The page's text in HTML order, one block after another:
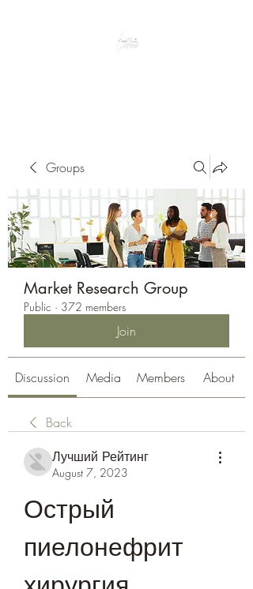
Groups
Market Research Group
Public · 372 members
Join
Discussion Media Members About
Back
Лучший Рейтинг
August 7, 2023
Острый
пиелонефрит